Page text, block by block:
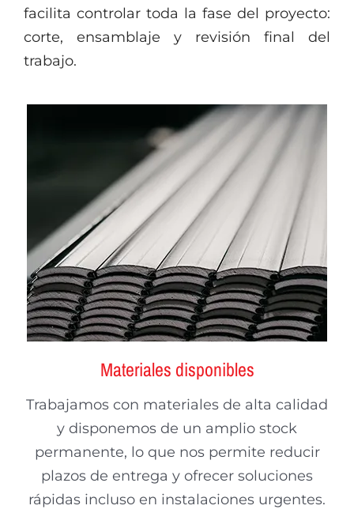
facilita controlar toda la fase del proyecto:
corte, ensamblaje y revisión final del
trabajo.
Materiales disponibles
Trabajamos con materiales de alta calidad
y disponemos de un amplio stock
permanente, lo que nos permite reducir
plazos de entrega y ofrecer soluciones
rápidas incluso en instalaciones urgentes.